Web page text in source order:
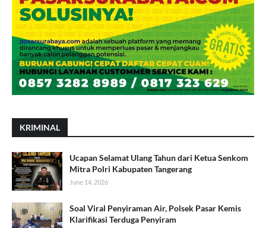
KRIMINAL
Ucapan Selamat Ulang Tahun dari Ketua Senkom
Mitra Polri Kabupaten Tangerang
June 14, 2026
Soal Viral Penyiraman Air, Polsek Pasar Kemis
Klarifikasi Terduga Penyiram